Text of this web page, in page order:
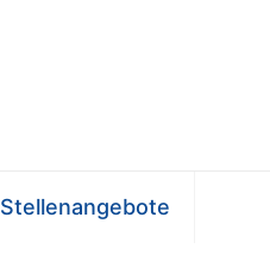
Stellenangebote